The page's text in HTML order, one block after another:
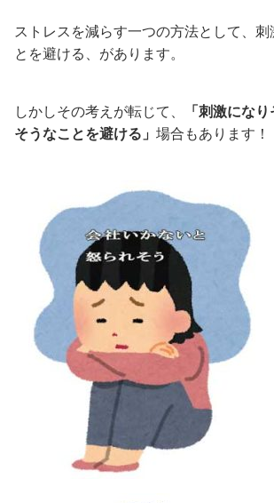
ストレスを減らす一つの方法として、刺
とを避ける、があります。
しかしその考えが転じて、
「刺激にな
そうなことを避ける」 場合もあります！